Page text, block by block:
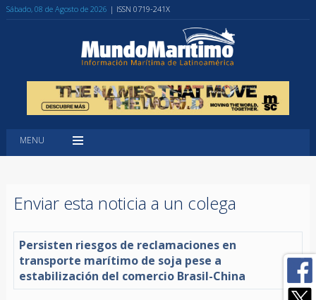
Sábado, 08 de Agosto de 2026 | ISSN 0719-241X
MENU
Enviar esta noticia a un colega
Persisten riesgos de reclamaciones en
transporte marítimo de soja pese a
estabilización del comercio Brasil-China